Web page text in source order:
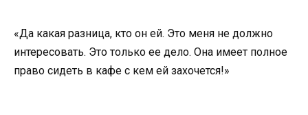
«Да какая разница, кто он ей. Это меня не должно
интересовать. Это только ее дело. Она имеет полное
право сидеть в кафе с кем ей захочется!»